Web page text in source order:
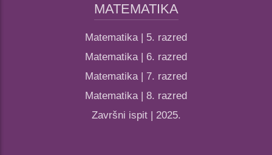
MATEMATIKA
Matematika | 5. razred
Matematika | 6. razred
Matematika | 7. razred
Matematika | 8. razred
Završni ispit | 2025.